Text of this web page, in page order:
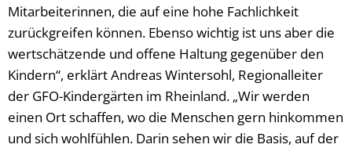
Mitarbeiterinnen, die auf eine hohe Fachlichkeit
zurückgreifen können. Ebenso wichtig ist uns aber die
wertschätzende und offene Haltung gegenüber den
Kindern“, erklärt Andreas Wintersohl, Regionalleiter
der GFO-Kindergärten im Rheinland. „Wir werden
einen Ort schaffen, wo die Menschen gern hinkommen
und sich wohlfühlen. Darin sehen wir die Basis, auf der